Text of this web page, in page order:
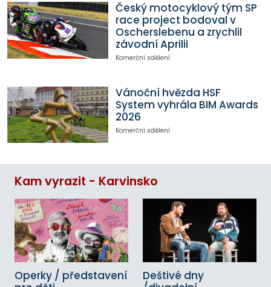
Český motocyklový tým SP
race project bodoval v
Oscherslebenu a zrychlil
závodní Aprilii
Komerční sdělení
Vánoční hvězda HSF
System vyhrála BIM Awards
2026
Komerční sdělení
Kam vyrazit - Karvinsko
Operky / představení
Deštivé dny